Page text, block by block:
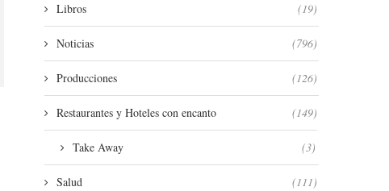
Libros (19)
Noticias (796)
Producciones (126)
Restaurantes y Hoteles con encanto (149)
Take Away (3)
Salud (111)